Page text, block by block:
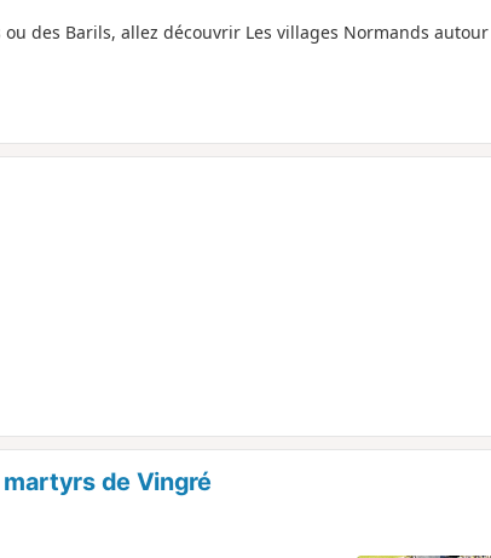
des Barils, allez découvrir Les villages Normands autour
martyrs de Vingré